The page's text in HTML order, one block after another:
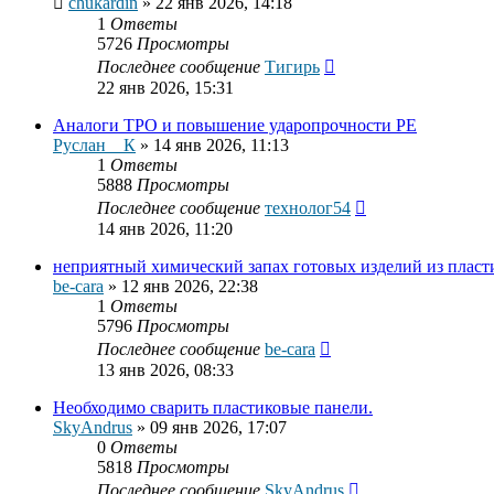
1 Ответы
5726 Просмотры
Последнее сообщение Тигирь
22 янв 2026, 15:31
Аналоги ТРО и повышение ударопрочности РЕ
Руслан__К » 14 янв 2026, 11:13
1 Ответы
5888 Просмотры
Последнее сообщение технолог54
14 янв 2026, 11:20
неприятный химический запах готовых изделий из
be-cara » 12 янв 2026, 22:38
1 Ответы
5796 Просмотры
Последнее сообщение be-cara
13 янв 2026, 08:33
Необходимо сварить пластиковые панели.
SkyAndrus » 09 янв 2026, 17:07
0 Ответы
5818 Просмотры